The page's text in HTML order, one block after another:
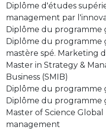
Diplôme d'études
management par
Diplôme du programme
Diplôme du programme
mastère spé. Marketing
Master in Strategy &
Business (SMIB)
Diplôme du programme
Diplôme du programme
Master of Science
management